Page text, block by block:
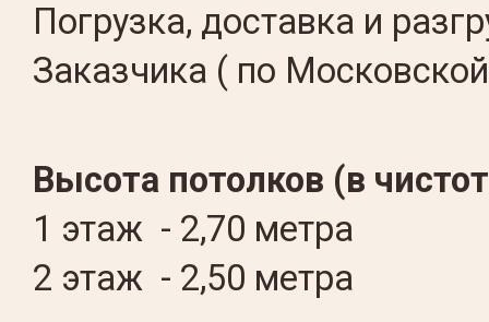
Погрузка, доставка и
Заказчика ( по
Высота потолков (в
1 этаж - 2,70 метра
2 этаж - 2,50 метра